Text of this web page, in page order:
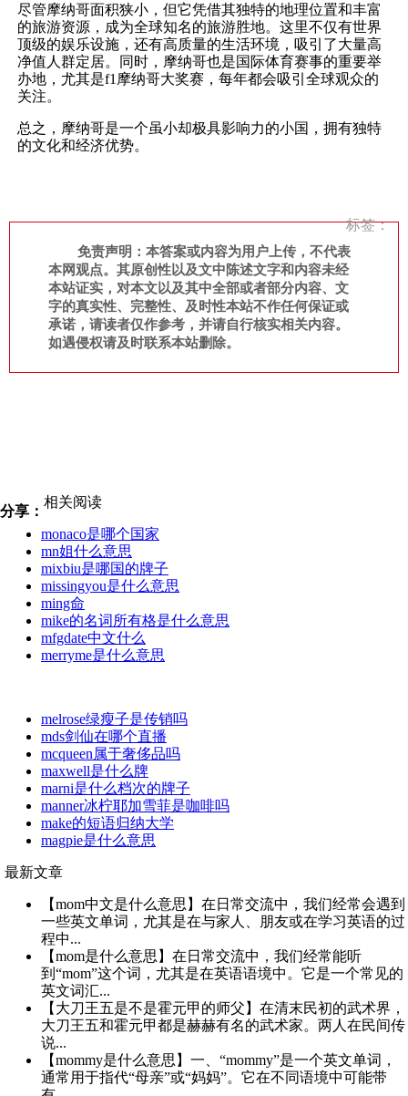
尽管摩纳哥面积狭小，但它凭借其独特的地理位置和丰富
的旅游资源，成为全球知名的旅游胜地。这里不仅有世界
顶级的娱乐设施，还有高质量的生活环境，吸引了大量高
净值人群定居。同时，摩纳哥也是国际体育赛事的重要举
办地，尤其是f1摩纳哥大奖赛，每年都会吸引全球观众的
关注。
总之，摩纳哥是一个虽小却极具影响力的小国，拥有独特
的文化和经济优势。
标签：
免责声明：本答案或内容为用户上传，不代表
本网观点。其原创性以及文中陈述文字和内容未经
本站证实，对本文以及其中全部或者部分内容、文
字的真实性、完整性、及时性本站不作任何保证或
承诺，请读者仅作参考，并请自行核实相关内容。
如遇侵权请及时联系本站删除。
分享：
相关阅读
monaco是哪个国家
mn姐什么意思
mixbiu是哪国的牌子
missingyou是什么意思
ming命
mike的名词所有格是什么意思
mfgdate中文什么
merryme是什么意思
melrose绿瘦子是传销吗
mds剑仙在哪个直播
mcqueen属于奢侈品吗
maxwell是什么牌
marni是什么档次的牌子
manner冰柠耶加雪菲是咖啡吗
make的短语归纳大学
magpie是什么意思
最新文章
【mom中文是什么意思】在日常交流中，我们经常会遇到
一些英文单词，尤其是在与家人、朋友或在学习英语的过
程中...
【mom是什么意思】在日常交流中，我们经常能听
到“mom”这个词，尤其是在英语语境中。它是一个常见的
英文词汇...
【大刀王五是不是霍元甲的师父】在清末民初的武术界，
大刀王五和霍元甲都是赫赫有名的武术家。两人在民间传
说...
【mommy是什么意思】一、“mommy”是一个英文单词，
通常用于指代“母亲”或“妈妈”。它在不同语境中可能带